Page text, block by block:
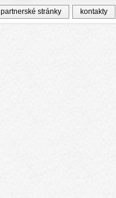
partnerské stránky kontakty